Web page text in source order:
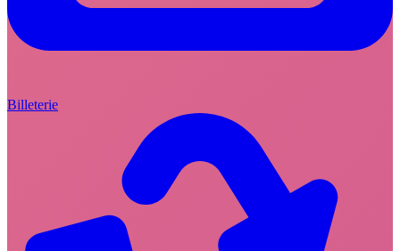
Billeterie